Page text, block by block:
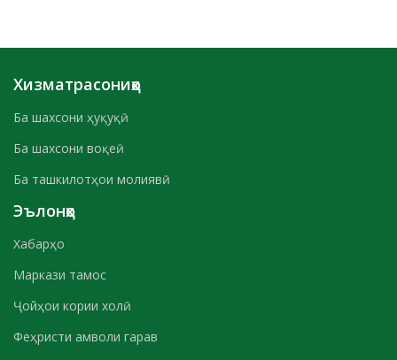
Хизматрасониҳо
Ба шахсони ҳуқуқӣ
Ба шахсони воқеӣ
Ба ташкилотҳои молиявӣ
Эълонҳо
Хабарҳо
Маркази тамос
Ҷойҳои кории холӣ
Феҳристи амволи гарав